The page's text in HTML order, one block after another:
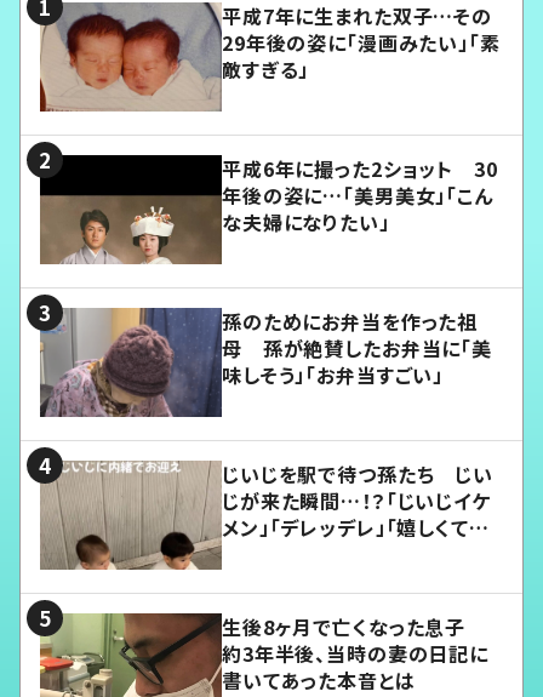
平成7年に生まれた双子…その
29年後の姿に「漫画みたい」「素
敵すぎる」
平成6年に撮った2ショット 30
年後の姿に…「美男美女」「こん
な夫婦になりたい」
孫のためにお弁当を作った祖
母 孫が絶賛したお弁当に「美
味しそう」「お弁当すごい」
じいじを駅で待つ孫たち じい
じが来た瞬間…！？「じいじイケ
メン」「デレッデレ」「嬉しくて可
生後8ヶ月で亡くなった息子
約3年半後、当時の妻の日記に
書いてあった本音とは